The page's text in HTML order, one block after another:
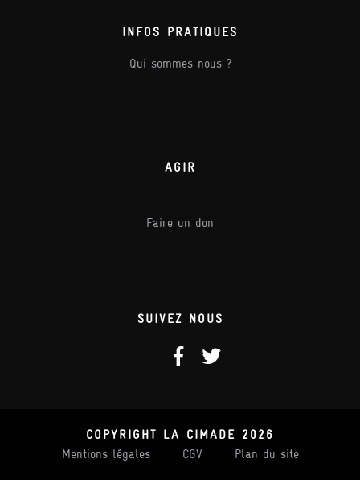
INFOS PRATIQUES
Qui sommes nous ?
AGIR
Faire un don
SUIVEZ NOUS
COPYRIGHT LA CIMADE 2026
Mentions légales
CGV Plan du site